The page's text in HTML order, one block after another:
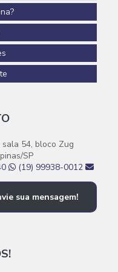
54, bloco Zug
SP
(19) 99938-0012
sua mensagem!